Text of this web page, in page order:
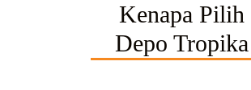
Kenapa Pilih
Depo Tropika